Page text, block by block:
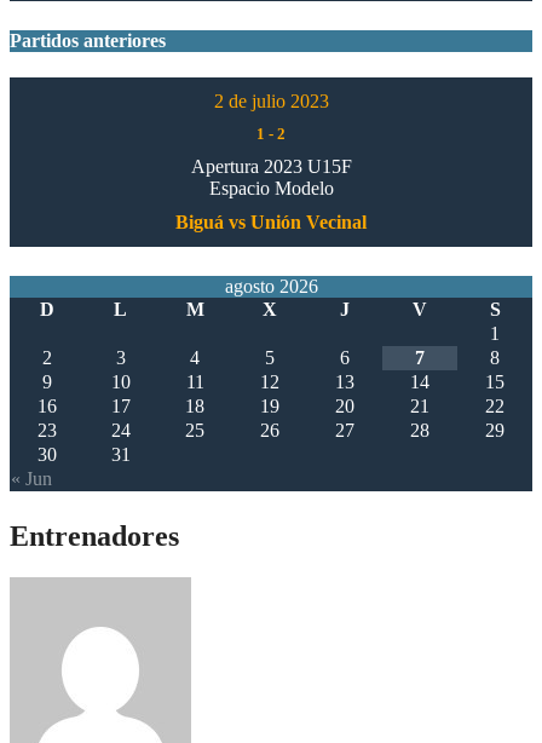
Partidos anteriores
2 de julio 2023
1 - 2
Apertura 2023 U15F
Espacio Modelo
Biguá vs Unión Vecinal
agosto 2026
D
L M X J V S
« Jun
1
2
3 4 5 6 7
8
9
10 11 12 13 14
15
16
17 18 19 20 21
22
23
24 25 26 27 28
29
30
31
Entrenadores